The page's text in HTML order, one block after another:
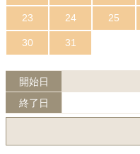
23 24 25
30 31
開始日
終了日